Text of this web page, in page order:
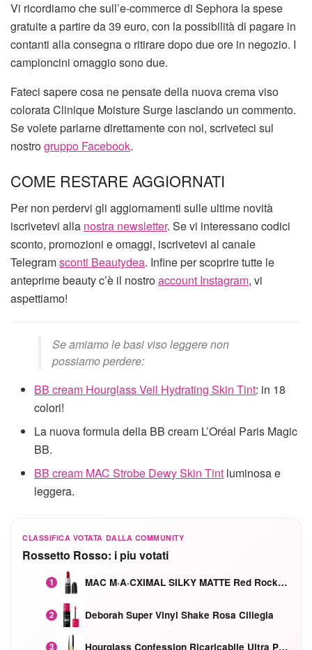
Vi ricordiamo che sull’e-commerce di Sephora la spese
gratuite a partire da 39 euro, con la possibilità di pagare in
contanti alla consegna o ritirare dopo due ore in negozio. I
campioncini omaggio sono due.
Fateci sapere cosa ne pensate della nuova crema viso
colorata Clinique Moisture Surge lasciando un commento.
Se volete parlarne direttamente con noi, scriveteci sul
nostrogruppo Facebook.
COME RESTARE AGGIORNATI
Per non perdervi gli aggiornamenti sulle ultime novità
iscrivetevi alla nostra newsletter. Se vi interessano codici
sconto, promozioni e omaggi, iscrivetevi al canale
Telegramsconti Beautydea. Infine per scoprire tutte le
anteprime beauty c’è il nostroaccount Instagram, vi
aspettiamo!
Se amiamo le basi viso leggere non
possiamo perdere:
BB cream Hourglass Veil Hydrating Skin Tint: in 18
colori!
La nuova formula della BB cream L’Oréal Paris Magic
BB.
BB cream MAC Strobe Dewy Skin Tint luminosa e
leggera.
CLASSIFICA VOTATA DALLA COMMUNITY
Rossetto Rosso: i piu votati
1 MAC M·A·CXIMAL SILKY MATTE Red Rock mat
2 Deborah Super Vinyl Shake Rosa Ciliegia
3 Hourglass Confession Ricaricabile Ultra Preciso Ad Alta Intensità Secretly Classic Red